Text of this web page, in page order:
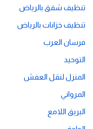
تنظيف شقق بالرياض
تنظيف خزانات بالرياض
فرسان العرب
التوحيد
المنزل لنقل العفش
المرواني
البريق اللامع